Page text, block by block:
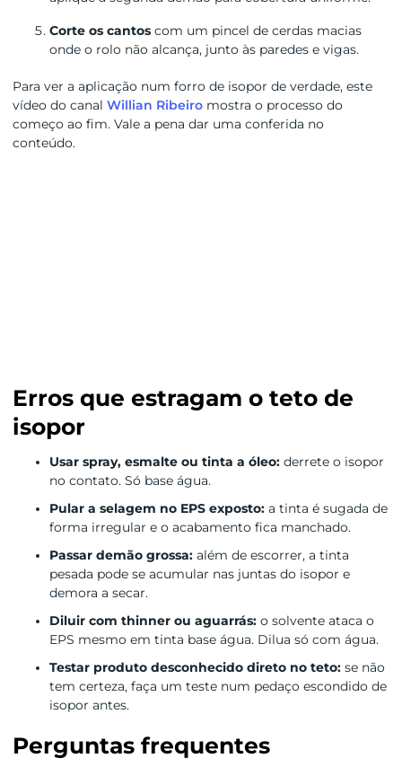
Corte os cantoscom um pincel de cerdas macias
onde o rolo não alcança, junto às paredes e vigas.
Para ver a aplicação num forro de isopor de verdade, este
vídeo do canal Willian Ribeiromostra o processo do
começo ao fim. Vale a pena dar uma conferida no
conteúdo.
Erros que estragam o teto de
isopor
Usar spray, esmalte ou tinta a óleo:derrete o isopor
no contato. Só base água.
Pular a selagem no EPS exposto:a tinta é sugada de
forma irregular e o acabamento fica manchado.
Passar demão grossa:além de escorrer, a tinta
pesada pode se acumular nas juntas do isopor e
demora a secar.
Diluir com thinner ou aguarrás:o solvente ataca o
EPS mesmo em tinta base água. Dilua só com água.
Testar produto desconhecido direto no teto:se não
tem certeza, faça um teste num pedaço escondido de
isopor antes.
Perguntas frequentes